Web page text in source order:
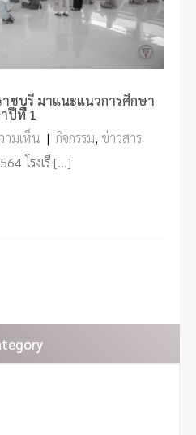
าชบุรี มาแนะแนวการศึกษา
ปีที่ 1
ามเห็น | กิจกรรม, ข่าวสาร
โรงเรี […]